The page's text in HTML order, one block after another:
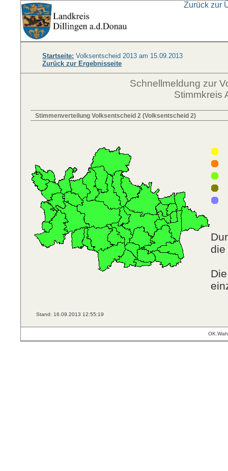
Zurück zur
Startseite: Volksentscheid 2013 am 15.09.2013
Zurück zur Ergebnisseite
Schnellmeldung zur
Stimmkreis
Stimmenverteilung Volksentscheid 2 (Volksentscheid 2)
die
Stand: 16.09.2013 12:55:19